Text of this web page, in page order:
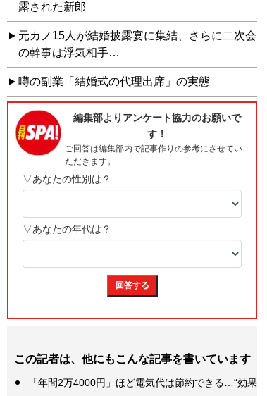
露された新郎
元カノ15人が結婚披露宴に集結、さらに二次会
の幹事は浮気相手…
噂の副業「結婚式の代理出席」の実態
この記者は、他にもこんな記事を書いています
「年間2万4000円」ほど電気代は節約できる…“効果